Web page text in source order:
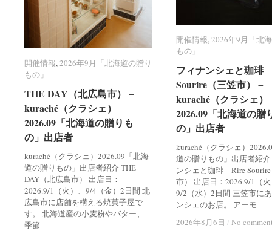
開催情報,2026年9月「北海道の贈り
もの」
THE DAY（北広島市）－
kuraché（クラシェ）
2026.09「北海道の贈りも
の」出店者
kuraché（クラシェ）2026.09「北海
道の贈りもの」出店者紹介 THE
DAY（北広島市） 出店日：
2026.9/1（火）、9/4（金）2日間 北
広島市に店舗を構える焼菓子屋で
す。 北海道産の小麦粉やバター、
季節
開催情報 2026年9月「北海道の贈り
もの」
THE DAY（北広島市）－
kuraché（クラシェ）
2026.09「北海道の贈りも
の」出店者
開催情報,2026年9月「北
もの」
フィナンシェと珈
Sourire（三笠市）－
kuraché（クラシェ）
2026.09「北海道の贈
の」出店者
kuraché（クラシェ）
道の贈りもの」出店者紹
ンシェと珈琲 Rire
市） 出店日：2026.9/1（
9/2（水）2日間 三笠市に
ンシェのお店。 アーモ
2026年8月6日 / No
開催情報 2026年9月「北
もの」
フィナンシェと珈
Sourire（三笠市）－
kuraché（クラシェ）
2026.09「北海道の贈
の」出店者
2026年8月6日 / No